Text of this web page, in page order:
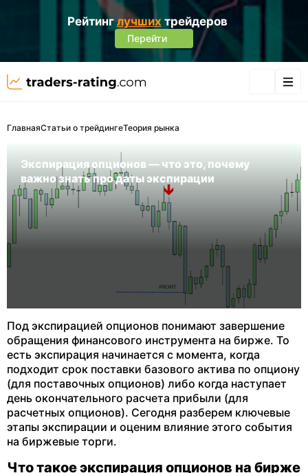
Рейтинглучших трейдеров
Перейти
ГлавнаяСтатьи о трейдингеТеория рынка
Экспирация опционов — что это, почему
важно знать про даты экспирации
Под экспирацией опционов понимают завершение
обращения финансового инструмента на бирже. То
есть экспирация начинается с момента, когда
подходит срок поставки базового актива по опциону
(для поставочных опционов) либо когда наступает
день окончательного расчета прибыли (для
расчетных опционов). Сегодня разберем ключевые
этапы экспирации и оценим влияние этого события
на биржевые торги.
Что такое экспирация опционов на бирже